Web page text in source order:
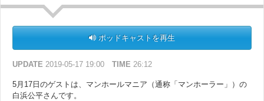
ポッドキャストを再生
UPDATE 2019-05-17 19:00 TIME 26:12
5月17日のゲストは、マンホールマニア（通称「マンホーラー」）の
白浜公平さんです。